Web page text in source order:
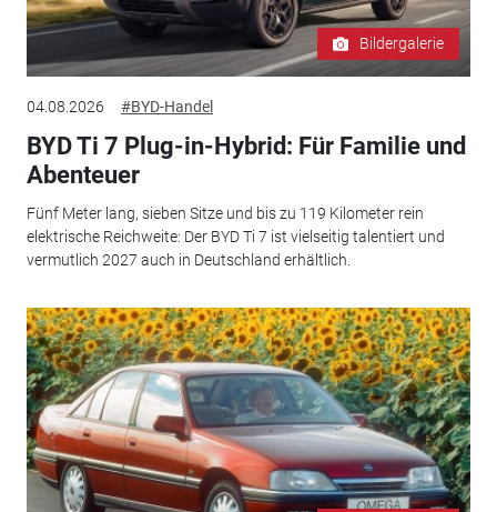
Bildergalerie
04.08.2026 #BYD-Handel
BYD Ti 7 Plug-in-Hybrid: Für Familie und
Abenteuer
Fünf Meter lang, sieben Sitze und bis zu 119 Kilometer rein
elektrische Reichweite: Der BYD Ti 7 ist vielseitig talentiert und
vermutlich 2027 auch in Deutschland erhältlich.